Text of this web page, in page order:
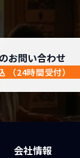
お問い合わせ
（24時間受付）
会社情報